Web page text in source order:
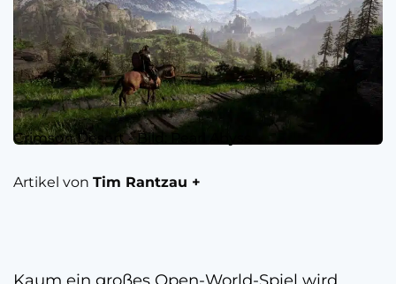
Crimson Desert - Bild: Pearl Abyss
Artikel von Tim Rantzau +